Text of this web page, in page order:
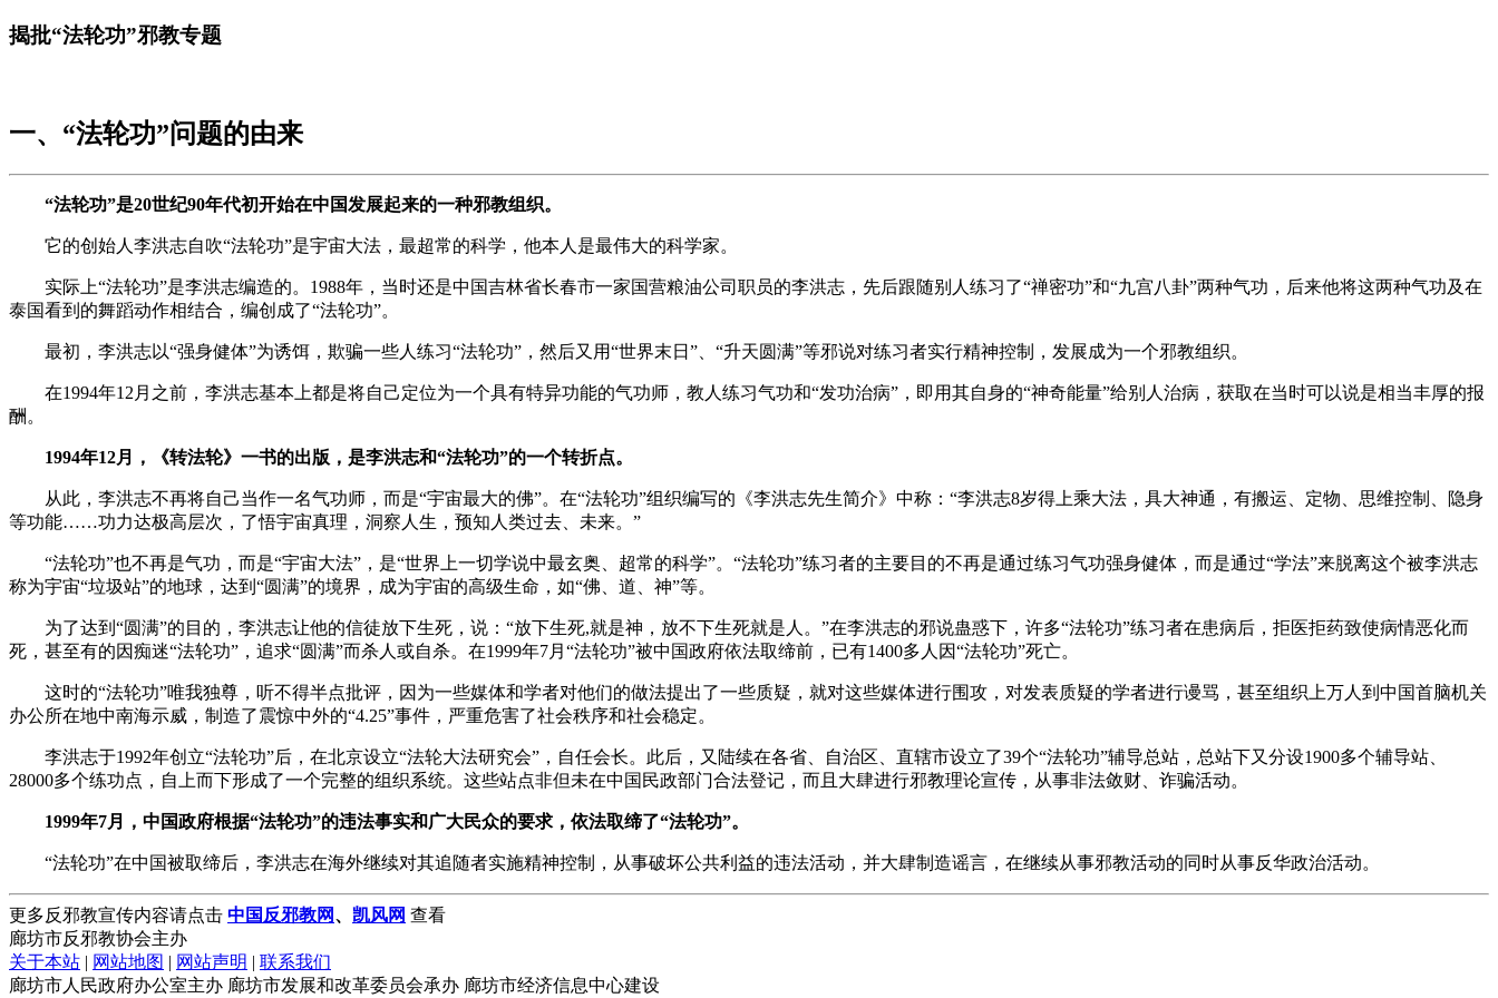
揭批“法轮功”邪教专题
一、“法轮功”问题的由来
“法轮功”是20世纪90年代初开始在中国发展起来的一种邪教组织。
它的创始人李洪志自吹“法轮功”是宇宙大法，最超常的科学，他本人是最伟大的科学家。
实际上“法轮功”是李洪志编造的。1988年，当时还是中国吉林省长春市一家国营粮油公司职员的李洪志，先后跟随别人练习了“禅密功”和“九宫八卦”两种气功，后来他将这两种气功及在
泰国看到的舞蹈动作相结合，编创成了“法轮功”。
最初，李洪志以“强身健体”为诱饵，欺骗一些人练习“法轮功”，然后又用“世界末日”、“升天圆满”等邪说对练习者实行精神控制，发展成为一个邪教组织。
在1994年12月之前，李洪志基本上都是将自己定位为一个具有特异功能的气功师，教人练习气功和“发功治病”，即用其自身的“神奇能量”给别人治病，获取在当时可以说是相当丰厚的报
酬。
1994年12月，《转法轮》一书的出版，是李洪志和“法轮功”的一个转折点。
从此，李洪志不再将自己当作一名气功师，而是“宇宙最大的佛”。在“法轮功”组织编写的《李洪志先生简介》中称：“李洪志8岁得上乘大法，具大神通，有搬运、定物、思维控制、隐身
等功能……功力达极高层次，了悟宇宙真理，洞察人生，预知人类过去、未来。”
“法轮功”也不再是气功，而是“宇宙大法”，是“世界上一切学说中最玄奥、超常的科学”。“法轮功”练习者的主要目的不再是通过练习气功强身健体，而是通过“学法”来脱离这个被李洪志
称为宇宙“垃圾站”的地球，达到“圆满”的境界，成为宇宙的高级生命，如“佛、道、神”等。
为了达到“圆满”的目的，李洪志让他的信徒放下生死，说：“放下生死,就是神，放不下生死就是人。”在李洪志的邪说蛊惑下，许多“法轮功”练习者在患病后，拒医拒药致使病情恶化而
死，甚至有的因痴迷“法轮功”，追求“圆满”而杀人或自杀。在1999年7月“法轮功”被中国政府依法取缔前，已有1400多人因“法轮功”死亡。
这时的“法轮功”唯我独尊，听不得半点批评，因为一些媒体和学者对他们的做法提出了一些质疑，就对这些媒体进行围攻，对发表质疑的学者进行谩骂，甚至组织上万人到中国首脑机关
办公所在地中南海示威，制造了震惊中外的“4.25”事件，严重危害了社会秩序和社会稳定。
李洪志于1992年创立“法轮功”后，在北京设立“法轮大法研究会”，自任会长。此后，又陆续在各省、自治区、直辖市设立了39个“法轮功”辅导总站，总站下又分设1900多个辅导站、
28000多个练功点，自上而下形成了一个完整的组织系统。这些站点非但未在中国民政部门合法登记，而且大肆进行邪教理论宣传，从事非法敛财、诈骗活动。
1999年7月，中国政府根据“法轮功”的违法事实和广大民众的要求，依法取缔了“法轮功”。
“法轮功”在中国被取缔后，李洪志在海外继续对其追随者实施精神控制，从事破坏公共利益的违法活动，并大肆制造谣言，在继续从事邪教活动的同时从事反华政治活动。
更多反邪教宣传内容请点击 中国反邪教网、 凯风网 查看
廊坊市反邪教协会主办
关于本站 | 网站地图 | 网站声明 | 联系我们
廊坊市人民政府办公室主办 廊坊市发展和改革委员会承办 廊坊市经济信息中心建设